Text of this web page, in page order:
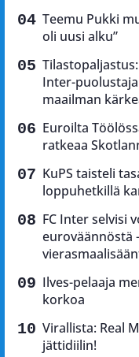
Teemu Pukki
oli uusi alku”
Inter-
maailman
Euroilta
ratkeaa
KuPS taisteli
loppuhetkillä
FC Inter selvisi
euroväännöstä
Ilves-pelaaja
korkoa
Virallista: Real
jättidiilin!